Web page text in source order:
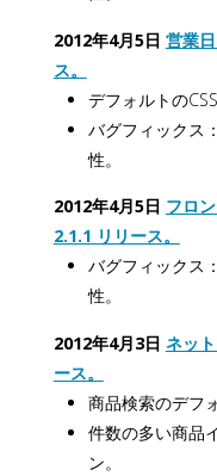
2012年4月5日 営業
ス。
デフォルトのCSS
バグフィックス
性。
2012年4月5日 フロ
2.1.1 リリース。
バグフィックス
性。
2012年4月3日 ネッ
ース。
商品検索のデフ
件数の多い商品
ン。